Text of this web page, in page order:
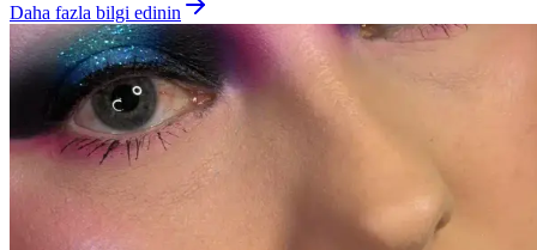
Daha fazla bilgi edinin